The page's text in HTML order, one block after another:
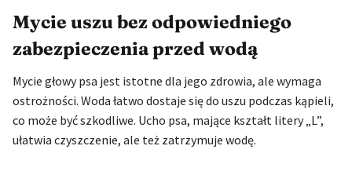
Mycie uszu bez odpowiedniego
zabezpieczenia przed wodą
Mycie głowy psa jest istotne dla jego zdrowia, ale wymaga
ostrożności. Woda łatwo dostaje się do uszu podczas kąpieli,
co może być szkodliwe. Ucho psa, mające kształt litery „L”,
ułatwia czyszczenie, ale też zatrzymuje wodę.